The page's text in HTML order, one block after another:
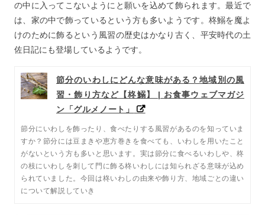
の中に入ってこないようにと願いを込めて飾られます。最近で
は、家の中で飾っているという方も多いようです。柊鰯を魔よ
けのために飾るという風習の歴史はかなり古く、平安時代の土
佐日記にも登場しているようです。
節分のいわしにどんな意味がある？地域別の風
習・飾り方など【柊鰯】 | お食事ウェブマガジ
ン「グルメノート」
節分にいわしを飾ったり、食べたりする風習があるのを知っていま
すか？節分には豆まきや恵方巻きを食べても、いわしを用いたこと
がないという方も多いと思います。実は節分に食べるいわしや、柊
の枝にいわしを刺して門に飾る柊いわしには知られざる意味が込め
られていました。今回は柊いわしの由来や飾り方、地域ごとの違い
について解説していき